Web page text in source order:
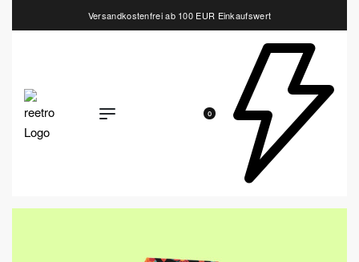
Versandkostenfrei ab 100 EUR Einkaufswert
0